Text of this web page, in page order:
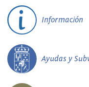
Información
Ayudas y